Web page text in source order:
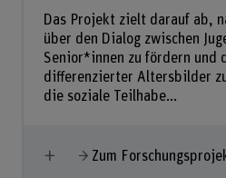
Das Projekt zielt darauf ab,
über den Dialog zwischen
Senior*innen zu fördern und
differenzierter Altersbilder
die soziale Teilhabe...
Mehr anzeigen
Zum